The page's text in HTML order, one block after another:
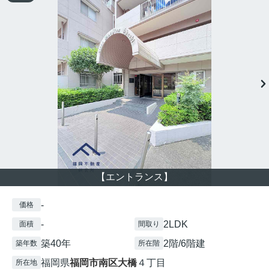
【エントランス】
価格 -
面積 - 間取り 2LDK
築年数 築40年 所在階 2階/6階建
所在地 福岡県福岡市南区大橋４丁目